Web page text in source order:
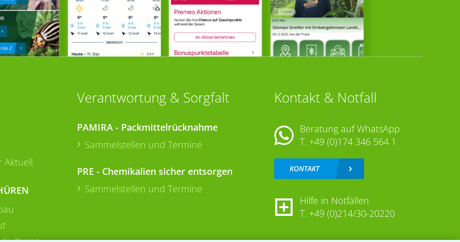
Aktuell
Verantwortung & Sorgfalt
PAMIRA - Packmittelrücknahme
Sammelstellen und Termine
PRE - Chemikalien sicher entsorgen
Sammelstellen und Termine
Kontakt & Notfall
Beratung auf WhatsApp
T. +49 (0)174 346 564 1
KONTAKT
Hilfe in Notfällen
T. +49 (0)214/30-20220